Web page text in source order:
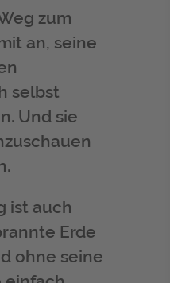
zum
an, seine
selbst
Und sie
ist auch
Erde
ohne seine